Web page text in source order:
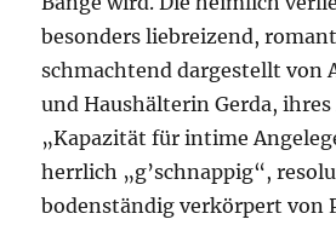
besonders liebreizend,
schmachtend dargestellt von
und Haushälterin Gerda, ihres
„Kapazität für intime
herrlich „g’schnappig“,
bodenständig verkörpert von